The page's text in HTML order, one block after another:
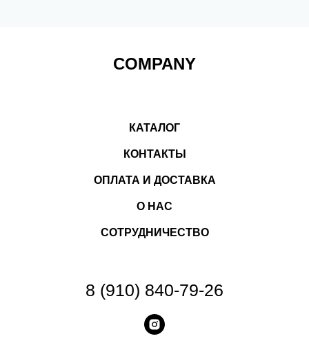
COMPANY
КАТАЛОГ
КОНТАКТЫ
ОПЛАТА И ДОСТАВКА
О НАС
СОТРУДНИЧЕСТВО
8 (910) 840-79-26